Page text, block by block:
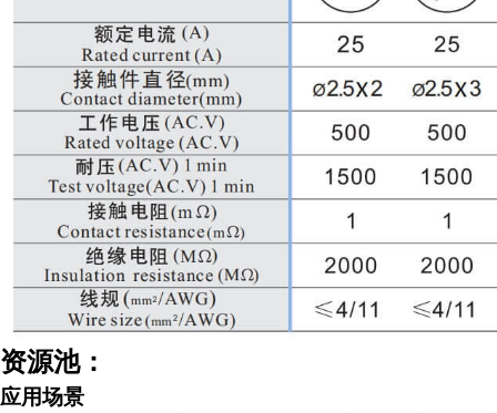
资源池：
应用场景